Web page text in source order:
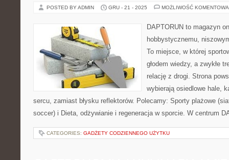
POSTED BY ADMIN GRU - 21 - 2025 MOŻLIWOŚĆ
DAPTORUN to magazyn
hobbystycznemu,
To miejsce, w której
głodem wiedzy, a zwykłe
relację z drogi. Strona
wybierają osiedlowe hale,
sercu, zamiast błysku reflektorów. Polecamy: Sporty plażowe
soccer) i Dieta, odżywianie i regeneracja w sporcie. W centrum
CATEGORIES: GADŻETY CODZIENNEGO UŻYTKU